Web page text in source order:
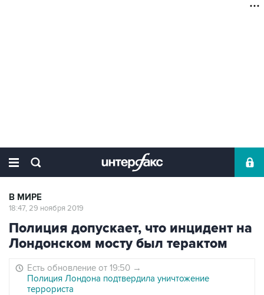
В МИРЕ
18:47, 29 ноября 2019
Полиция допускает, что инцидент на
Лондонском мосту был терактом
Есть обновление от 19:50 →
Полиция Лондона подтвердила уничтожение
террориста